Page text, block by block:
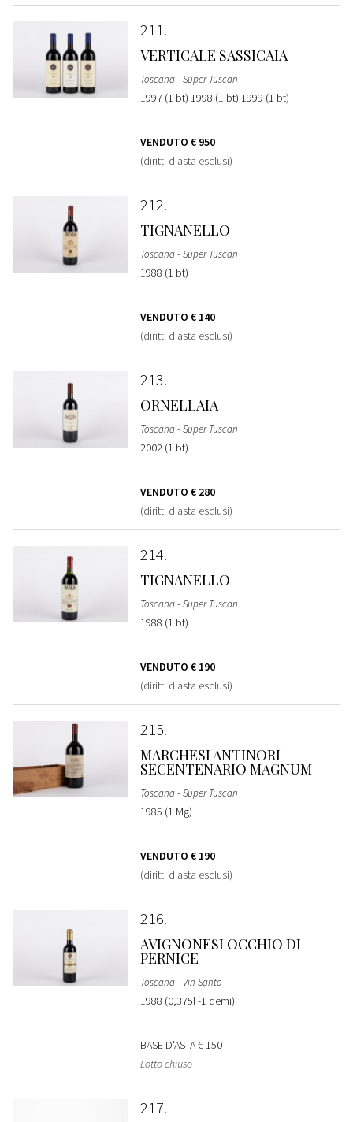
211
VERTICALE SASSICAIA
Toscana - Super Tuscan
1997 (1 bt) 1998 (1 bt) 1999 (1 bt)
VENDUTO € 950
(diritti d'asta esclusi)
212
TIGNANELLO
Toscana - Super Tuscan
1988 (1 bt)
VENDUTO € 140
(diritti d'asta esclusi)
213
ORNELLAIA
Toscana - Super Tuscan
2002 (1 bt)
VENDUTO € 280
(diritti d'asta esclusi)
214
TIGNANELLO
Toscana - Super Tuscan
1988 (1 bt)
VENDUTO € 190
(diritti d'asta esclusi)
215
MARCHESI ANTINORI
SECENTENARIO MAGNUM
Toscana - Super Tuscan
1985 (1 Mg)
VENDUTO € 190
(diritti d'asta esclusi)
216
AVIGNONESI OCCHIO DI
PERNICE
Toscana - Vin Santo
1988 (0,375l -1 demi)
BASE D'ASTA€ 150
Lotto chiuso
217